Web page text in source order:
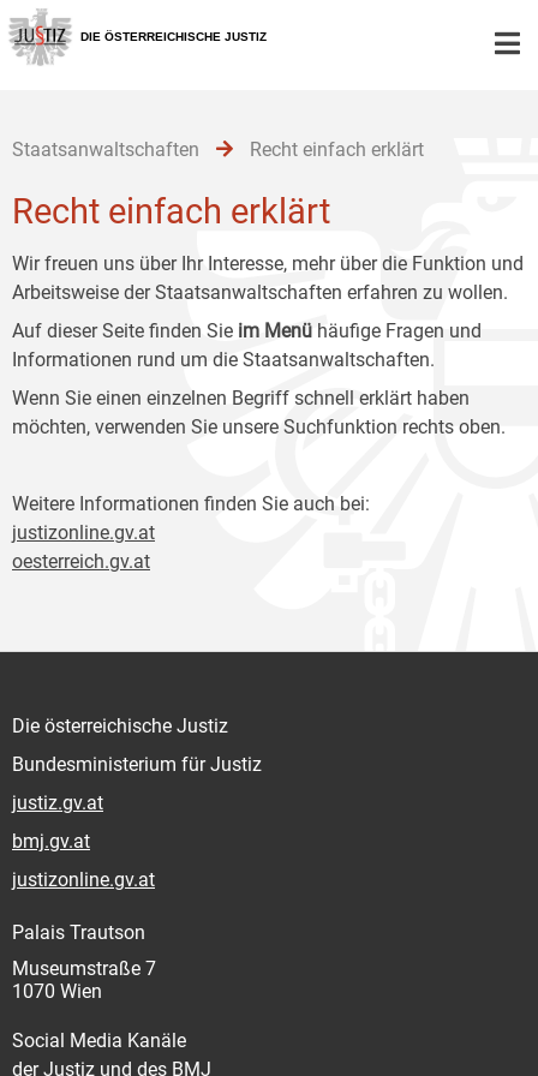
Zur
Hauptnavigation
[1]
Zum
Inhalt
[2]
Zum
Untermenü
[3]
DIE ÖSTERREICHISCHE JUSTIZ
Staatsanwaltschaften Recht einfach erklärt
Recht einfach erklärt
Wir freuen uns über Ihr Interesse, mehr über die Funktion und
Arbeitsweise der Staatsanwaltschaften erfahren zu wollen.
Auf dieser Seite finden Sie im Menü häufige Fragen und
Informationen rund um die Staatsanwaltschaften.
Wenn Sie einen einzelnen Begriff schnell erklärt haben
möchten, verwenden Sie unsere Suchfunktion rechts oben.
Weitere Informationen finden Sie auch bei:
justizonline.gv.at
oesterreich.gv.at
Die österreichische Justiz
Bundesministerium für Justiz
justiz.gv.at
bmj.gv.at
justizonline.gv.at
Palais Trautson
Museumstraße 7
1070 Wien
Social Media Kanäle
der Justiz und des BMJ